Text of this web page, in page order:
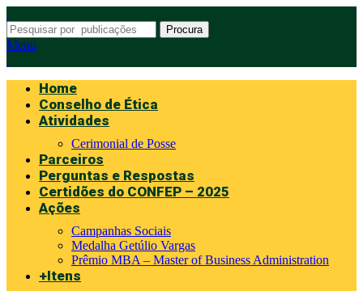
Procura
Menu
Home
Conselho de Ética
Atividades
Cerimonial de Posse
Parceiros
Perguntas e Respostas
Certidões do CONFEP – 2025
Ações
Campanhas Sociais
Medalha Getúlio Vargas
Prêmio MBA – Master of Business Administration
+Itens